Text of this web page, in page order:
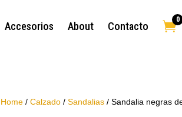
Accesorios About Contacto 
0
Home/ Calzado/ Sandalias/ Sandalia negras